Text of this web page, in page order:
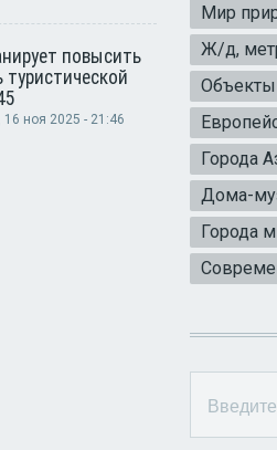
повысить
, 16 ноя 2025 - 21:46
Мир
Ж/д,
Объекты
Города
Дома-
Города